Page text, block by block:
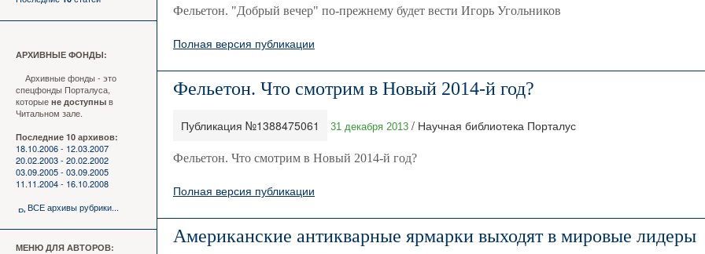
АРХИВНЫЕ ФОНДЫ:
Архивные фонды - это
спецфонды Порталуса,
которые не доступны в
Читальном зале.
Последние 10 архивов:
18.10.2006 - 12.03.2007
20.02.2003 - 20.02.2002
03.09.2005 - 03.09.2005
11.11.2004 - 16.10.2008
ВСЕ архивы рубрики...
МЕНЮ ДЛЯ АВТОРОВ:
Фельетон. "Добрый вечер" по-прежнему будет вести Игорь Угольников
Полная версия публикации
Фельетон. Что смотрим в Новый 2014-й год?
Публикация №1388475061 31 декабря 2013 / Научная библиотека Порталус
Фельетон. Что смотрим в Новый 2014-й год?
Полная версия публикации
Американские антикварные ярмарки выходят в мировые лидеры